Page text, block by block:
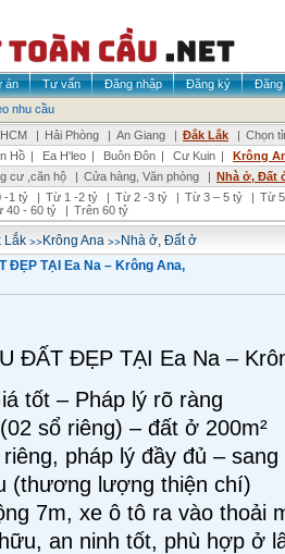
án Tư vấn Đăng nhập Đăng ký
Đăng
nhu cầu
| Hải Phòng | An Giang | Đắk Lắk | Chọn
Hồ | Ea H'leo | Buôn Đôn | Cư Kuin |
Krông
cư ,căn hộ | Cửa hàng, Văn phòng | Nhà ở, Đất
-1 tỷ | Từ 1 -2 tỷ | Từ 2 -3 tỷ | Từ 3 – 5 tỷ | Từ
40 - 60 tỷ | Trên 60 tỷ
Lắk >>Krông Ana >>Nhà ở, Đất ở
ĐẸP TẠI Ea Na – Krông Ana,
ĐẤT ĐẸP TẠI Ea Na –
tốt – Pháp lý rõ ràng
sổ riêng) – đất ở 200m²
pháp lý đầy đủ –
(thương lượng thiện chí)
7m, xe ô tô ra vào thoải
an ninh tốt, phù hợp ở